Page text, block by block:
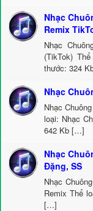
Nhạc
Remix
Nhạc
(TikTok)
thước: 324
Nhạc
Nhạc
loại: Nhạc
642 Kb […]
Nhạc
Đặng, SS
Nhạc
Remix Thể
[…]